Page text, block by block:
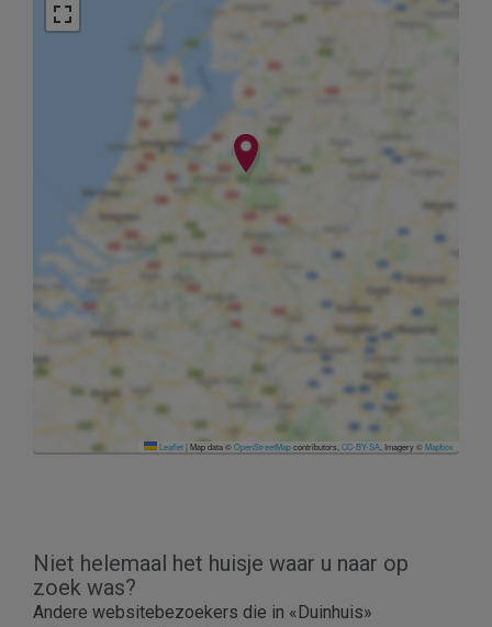
Leaflet| Map data ©OpenStreetMapcontributors, CC-BY-SA , Imagery ©Mapbox
Niet helemaal het huisje waar u naar op
zoek was?
Andere websitebezoekers die in «Duinhuis»